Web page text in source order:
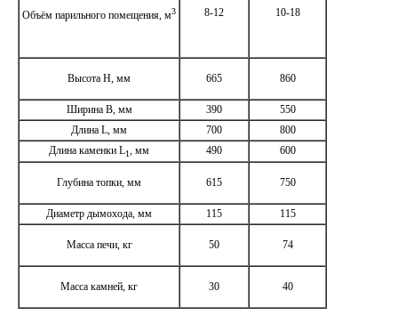
Объём парильного помещения, м3 8-12 10-18
Высота H, мм 665 860
Ширина B, мм 390
550
Длина L, мм
700
800
Длина каменки L1, мм 490 600
Глубина топки, мм 615 750
Диаметр дымохода, мм 115 115
Масса печи, кг 50 74
Масса камней, кг 30 40